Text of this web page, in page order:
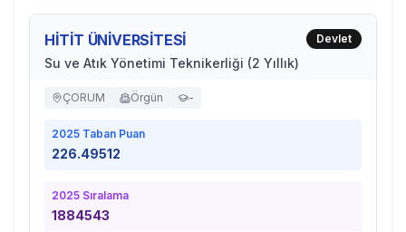
HİTİT ÜNİVERSİTESİ
Su ve Atık Yönetimi Teknikerliği (2 Yıllık)
Devlet
ÇORUM Örgün -
2025 Taban Puan
226.49512
2025 Sıralama
1884543